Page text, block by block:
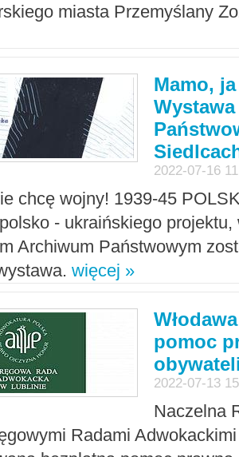
miasta Przemyślany
Mamo,
2022-07-16
chcę wojny! 1939-45
- ukraińskiego
Archiwum Państwowym
więcej »
pomoc
2022-07-13
Naczelna
Radami Adwokackimi